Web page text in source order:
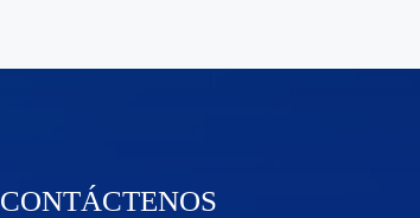
CONTÁCTENOS